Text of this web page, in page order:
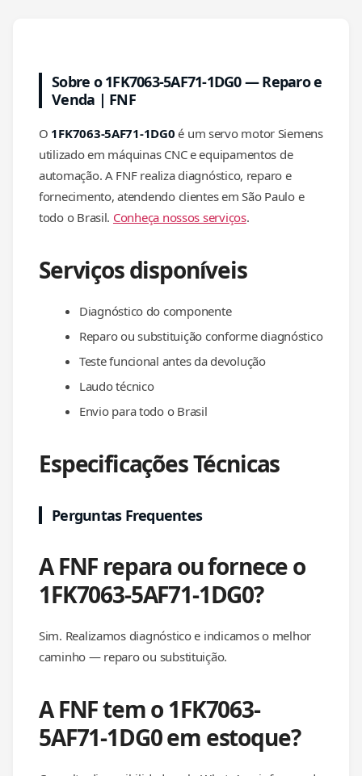
Sobre o 1FK7063-5AF71-1DG0 — Reparo e
Venda | FNF
O 1FK7063-5AF71-1DG0 é um servo motor Siemens
utilizado em máquinas CNC e equipamentos de
automação. A FNF realiza diagnóstico, reparo e
fornecimento, atendendo clientes em São Paulo e
todo o Brasil. Conheça nossos serviços.
Serviços disponíveis
Diagnóstico do componente
Reparo ou substituição conforme diagnóstico
Teste funcional antes da devolução
Laudo técnico
Envio para todo o Brasil
Especificações Técnicas
Perguntas Frequentes
A FNF repara ou fornece o
1FK7063-5AF71-1DG0?
Sim. Realizamos diagnóstico e indicamos o melhor
caminho — reparo ou substituição.
A FNF tem o 1FK7063-
5AF71-1DG0 em estoque?